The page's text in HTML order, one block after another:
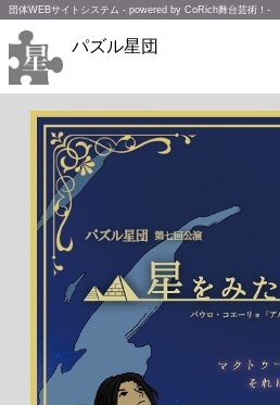
団体WEBサイトシステム - powered by CoRich舞台芸術！-
パズル星団